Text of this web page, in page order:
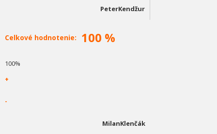
PeterKendžur
Celkové hodnotenie: 100 %
100%
+
-
MilanKlenčák